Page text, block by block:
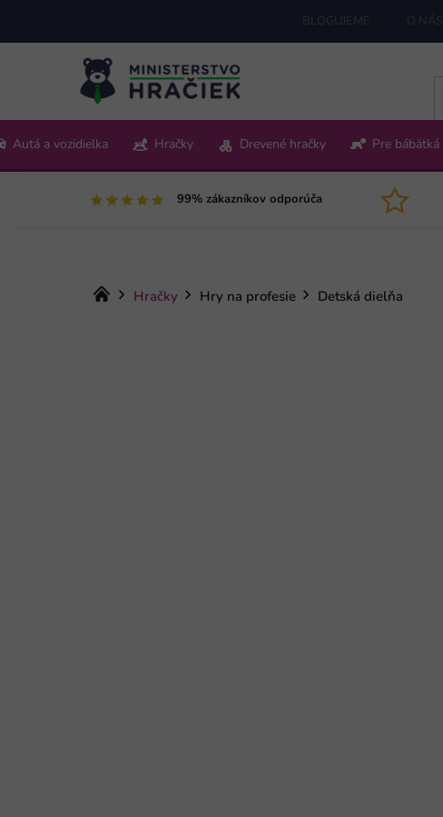
obsah
BLOGUJEME O NÁS
Pon-Pia 9:00-15:00
Autá a vozidielka Hračky Drevené hračky Pre bábätká
99% zákazníkov odporúča
Domov
Hračky Hry na profesie Detská dielňa